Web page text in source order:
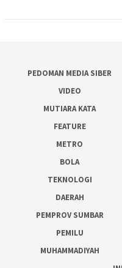
PEDOMAN MEDIA SIBER
VIDEO
MUTIARA KATA
FEATURE
METRO
BOLA
TEKNOLOGI
DAERAH
PEMPROV SUMBAR
PEMILU
MUHAMMADIYAH